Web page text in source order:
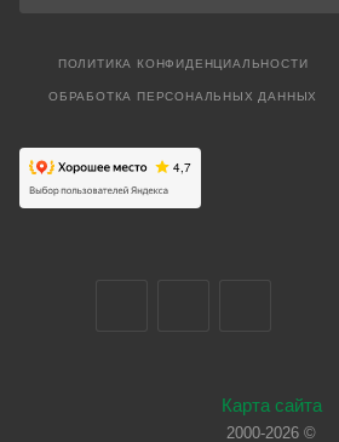
ПОЛИТИКА КОНФИДЕНЦИАЛЬНОСТИ
ОБРАБОТКА ПЕРСОНАЛЬНЫХ ДАННЫХ
Карта сайта
2000-2026 ©